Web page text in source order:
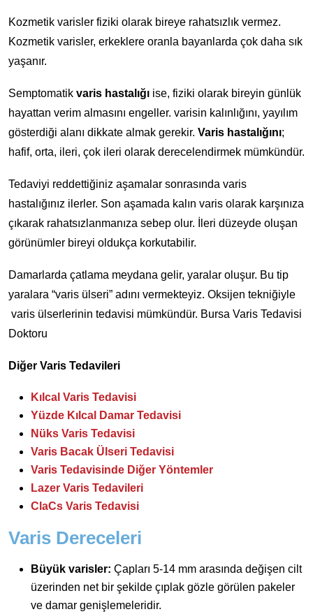
Kozmetik varisler fiziki olarak bireye rahatsızlık vermez.
Kozmetik varisler, erkeklere oranla bayanlarda çok daha sık
yaşanır.
Semptomatik varis hastalığı ise, fiziki olarak bireyin günlük
hayattan verim almasını engeller. varisin kalınlığını, yayılım
gösterdiği alanı dikkate almak gerekir. Varis hastalığını;
hafif, orta, ileri, çok ileri olarak derecelendirmek mümkündür.
Tedaviyi reddettiğiniz aşamalar sonrasında varis
hastalığınız ilerler. Son aşamada kalın varis olarak karşınıza
çıkarak rahatsızlanmanıza sebep olur. İleri düzeyde oluşan
görünümler bireyi oldukça korkutabilir.
Damarlarda çatlama meydana gelir, yaralar oluşur. Bu tip
yaralara “varis ülseri” adını vermekteyiz. Oksijen tekniğiyle
varis ülserlerinin tedavisi mümkündür. Bursa Varis Tedavisi
Doktoru
Diğer Varis Tedavileri
Kılcal Varis Tedavisi
Yüzde Kılcal Damar Tedavisi
Nüks Varis Tedavisi
Varis Bacak Ülseri Tedavisi
Varis Tedavisinde Diğer Yöntemler
Lazer Varis Tedavileri
ClaCs Varis Tedavisi
Varis Dereceleri
Büyük varisler: Çapları 5-14 mm arasında değişen cilt
üzerinden net bir şekilde çıplak gözle görülen pakeler
ve damar genişlemeleridir.